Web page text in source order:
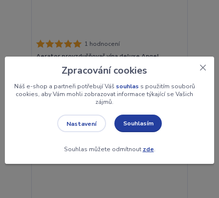
1 hodnocení
Aerator provzdušňovač vína deluxe Angel
949 Kč
784 Kčbez DPH
skladem 1
Přidat do košíku
Zpracování cookies
Náš e-shop a partneři potřebují Váš souhlas s použitím souborů
cookies, aby Vám mohli zobrazovat informace týkající se Vašich
zájmů.
Nastavení Souhlasím
Souhlas můžete odmítnout zde.